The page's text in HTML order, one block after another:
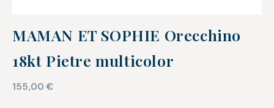
MAMAN ET SOPHIE Orecchino
18kt Pietre multicolor
155,00€